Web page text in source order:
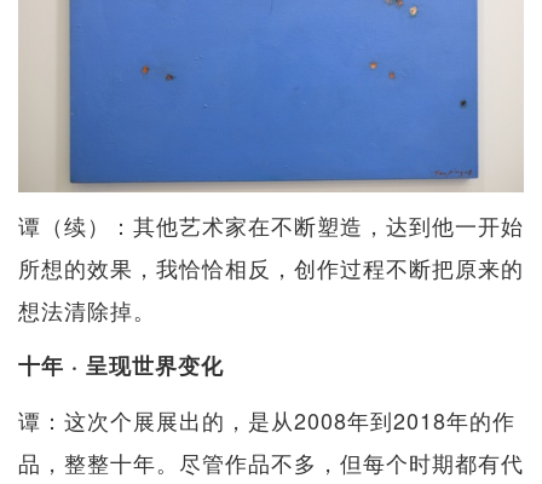
谭（续）：其他艺术家在不断塑造，达到他一开始
所想的效果，我恰恰相反，创作过程不断把原来的
想法清除掉。
十年 · 呈现世界变化
谭：这次个展展出的，是从2008年到2018年的作
品，整整十年。尽管作品不多，但每个时期都有代